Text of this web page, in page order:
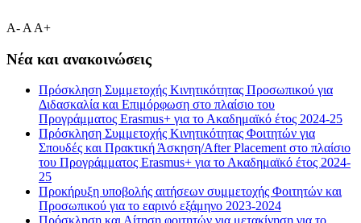
A- A A+
Νέα και ανακοινώσεις
Πρόσκληση Συμμετοχής Κινητικότητας Προσωπικού για
Διδασκαλία και Επιμόρφωση στο πλαίσιο του
Προγράμματος Erasmus+ για το Ακαδημαϊκό έτος 2024-25
Πρόσκληση Συμμετοχής Κινητικότητας Φοιτητών για
Σπουδές και Πρακτική Άσκηση/After Placement στο πλαίσιο
του Προγράμματος Erasmus+ για το Ακαδημαϊκό έτος 2024-
25
Προκήρυξη υποβολής αιτήσεων συμμετοχής Φοιτητών και
Προσωπικού για το εαρινό εξάμηνο 2023-2024